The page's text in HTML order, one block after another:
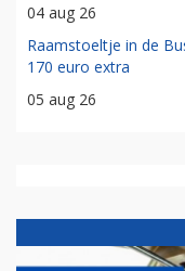
04 aug 26
Raamstoeltje in de
170 euro extra
05 aug 26